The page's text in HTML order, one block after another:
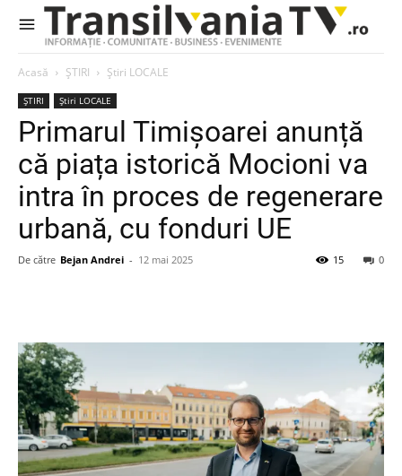
Acasă ȘTIRI Știri LOCALE
ȘTIRI Știri LOCALE
Primarul Timișoarei anunță
că piața istorică Mocioni va
intra în proces de regenerare
urbană, cu fonduri UE
De către Bejan Andrei - 12 mai 2025 0
15